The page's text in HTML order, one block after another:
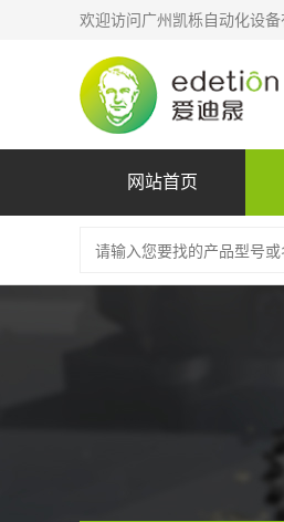
欢迎访问广州凯栎自动化设备
网站首页